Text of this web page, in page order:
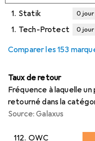
1. Statik 0jour
1. Tech-Protect 0jour
Comparer les 153
Taux de retour
Fréquence à laquelle
retourné dans la
Source: Galaxus
112. OWC